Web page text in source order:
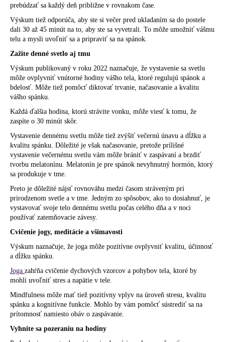
prebúdzať sa každý deň približne v rovnakom čase.
Výskum tiež odporúča, aby ste si večer pred ukladaním sa do postele
dali 30 až 45 minút na to, aby ste sa vyvetrali. To môže umožniť vášmu
telu a mysli uvoľniť sa a pripraviť sa na spánok.
Zažite denné svetlo aj tmu
Výskum publikovaný v roku 2022 naznačuje, že vystavenie sa svetlu
môže ovplyvniť vnútorné hodiny vášho tela, ktoré regulujú spánok a
bdelosť. Môže tiež pomôcť diktovať trvanie, načasovanie a kvalitu
vášho spánku.
Každá ďalšia hodina, ktorú strávite vonku, môže viesť k tomu, že
zaspíte o 30 minút skôr.
Vystavenie dennému svetlu môže tiež zvýšiť večernú únavu a dĺžku a
kvalitu spánku. Dôležité je však načasovanie, pretože prílišné
vystavenie večernému svetlu vám môže brániť v zaspávaní a brzdiť
tvorbu melatonínu. Melatonín je pre spánok nevyhnutný hormón, ktorý
sa produkuje v tme.
Preto je dôležité nájsť rovnováhu medzi časom stráveným pri
prirodzenom svetle a v tme. Jedným zo spôsobov, ako to dosiahnuť, je
vystavovať svoje telo dennému svetlu počas celého dňa a v noci
používať zatemňovacie závesy.
Cvičenie jogy, meditácie a všímavosti
Výskum naznačuje, že joga môže pozitívne ovplyvniť kvalitu, účinnosť
a dĺžku spánku.
Joga zahŕňa cvičenie dychových vzorcov a pohybov tela, ktoré by
mohli uvoľniť stres a napätie v tele.
Mindfulness môže mať tiež pozitívny vplyv na úroveň stresu, kvalitu
spánku a kognitívne funkcie. Mohlo by vám pomôcť sústrediť sa na
prítomnosť namiesto obáv o zaspávanie.
Vyhnite sa pozeraniu na hodiny